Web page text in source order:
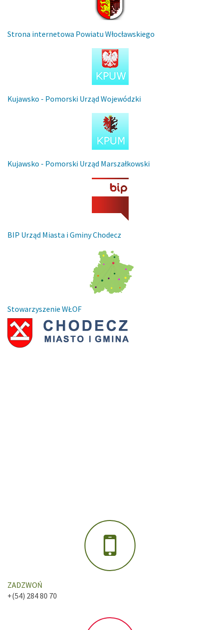
Strona internetowa Powiatu Włocławskiego
Kujawsko - Pomorski Urząd Wojewódzki
Kujawsko - Pomorski Urząd Marszałkowski
BIP Urząd Miasta i Gminy Chodecz
Stowarzyszenie WŁOF
ZADZWOŃ
+(54) 284 80 70